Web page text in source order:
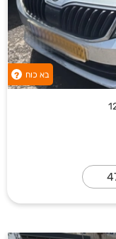
בא כוח ?